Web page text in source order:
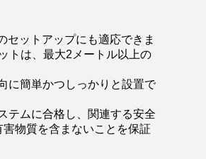
セットアップにも適応できま
トは、最大2メートル以上の
に簡単かつしっかりと設置で
テムに合格し、関連する安全
物質を含まないことを保証